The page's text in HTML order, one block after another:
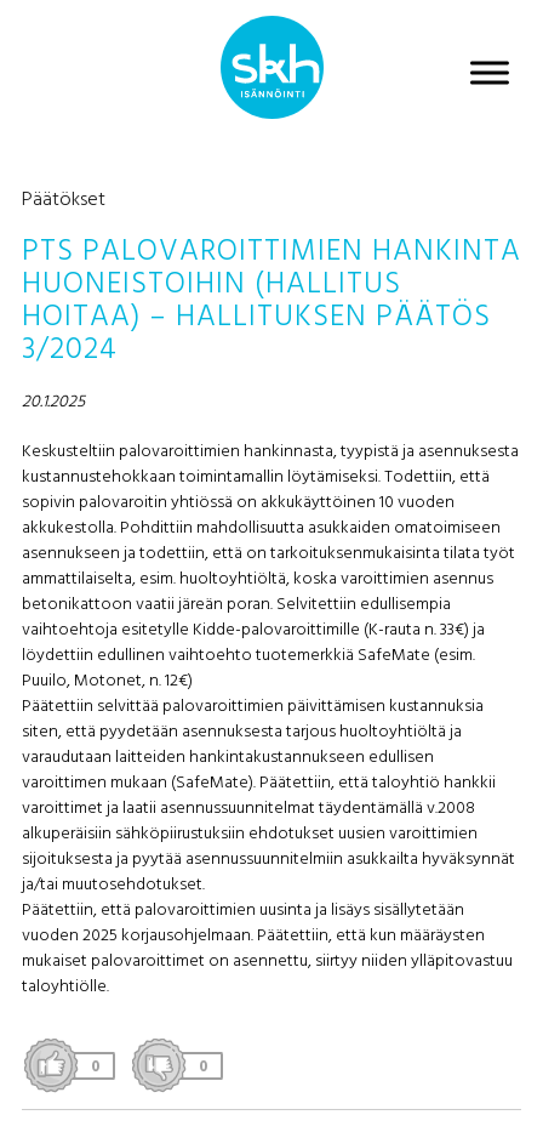
Päätökset
PTS PALOVAROITTIMIEN HANKINTA
HUONEISTOIHIN (HALLITUS
HOITAA) – HALLITUKSEN PÄÄTÖS
3/2024
20.1.2025
Keskusteltiin palovaroittimien hankinnasta, tyypistä ja asennuksesta
kustannustehokkaan toimintamallin löytämiseksi. Todettiin, että
sopivin palovaroitin yhtiössä on akkukäyttöinen 10 vuoden
akkukestolla. Pohdittiin mahdollisuutta asukkaiden omatoimiseen
asennukseen ja todettiin, että on tarkoituksenmukaisinta tilata työt
ammattilaiselta, esim. huoltoyhtiöltä, koska varoittimien asennus
betonikattoon vaatii järeän poran. Selvitettiin edullisempia
vaihtoehtoja esitetylle Kidde-palovaroittimille (K-rauta n. 33€) ja
löydettiin edullinen vaihtoehto tuotemerkkiä SafeMate (esim.
Puuilo, Motonet, n. 12€)
Päätettiin selvittää palovaroittimien päivittämisen kustannuksia
siten, että pyydetään asennuksesta tarjous huoltoyhtiöltä ja
varaudutaan laitteiden hankintakustannukseen edullisen
varoittimen mukaan (SafeMate). Päätettiin, että taloyhtiö hankkii
varoittimet ja laatii asennussuunnitelmat täydentämällä v.2008
alkuperäisiin sähköpiirustuksiin ehdotukset uusien varoittimien
sijoituksesta ja pyytää asennussuunnitelmiin asukkailta hyväksynnät
ja/tai muutosehdotukset.
Päätettiin, että palovaroittimien uusinta ja lisäys sisällytetään
vuoden 2025 korjausohjelmaan. Päätettiin, että kun määräysten
mukaiset palovaroittimet on asennettu, siirtyy niiden ylläpitovastuu
taloyhtiölle.
0 0